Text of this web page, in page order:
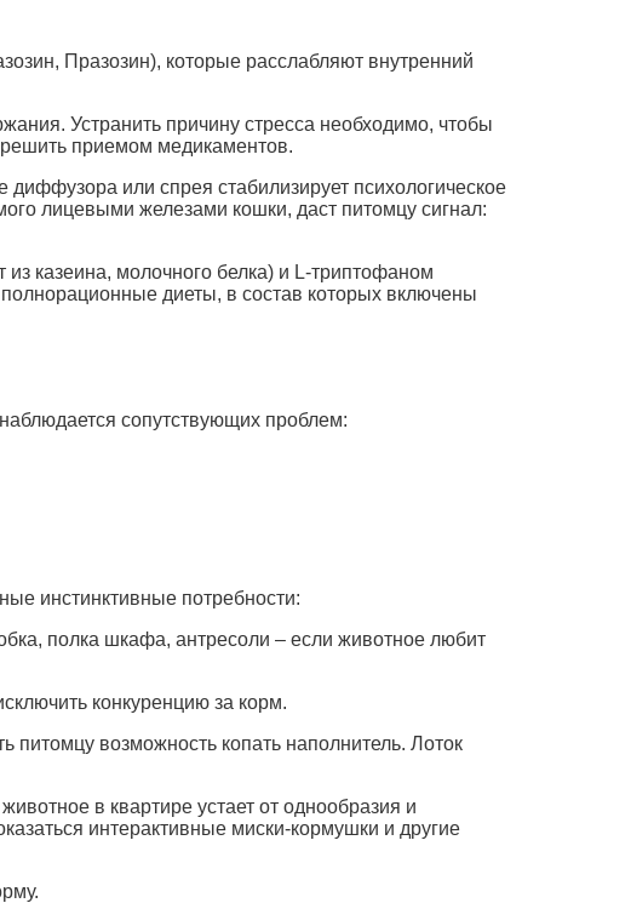
Празозин), которые расслабляют внутренний
Устранить причину стресса необходимо, чтобы
приемом медикаментов.
или спрея стабилизирует психологическое
лицевыми железами кошки, даст питомцу сигнал:
казеина, молочного белка) и L-триптофаном
диеты, в состав которых включены
сопутствующих проблем:
инстинктивные потребности:
полка шкафа, антресоли – если животное любит
конкуренцию за корм.
питомцу возможность копать наполнитель. Лоток
в квартире устает от однообразия и
интерактивные миски-кормушки и другие